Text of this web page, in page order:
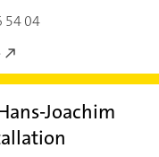
54 04
Joachim